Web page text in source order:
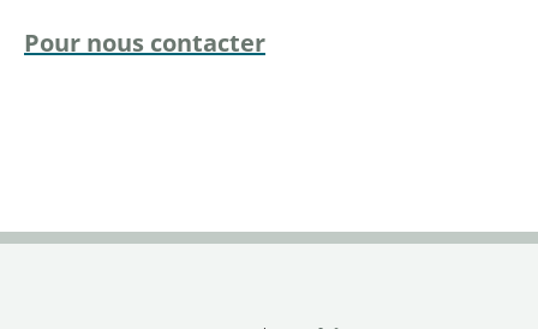
Pour nous contacter